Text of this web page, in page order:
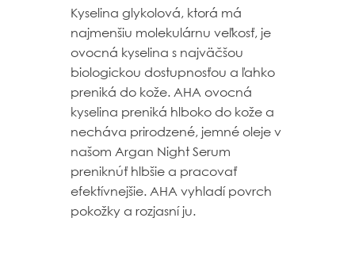
Kyselina glykolová, ktorá má
najmenšiu molekulárnu veľkosť, je
ovocná kyselina s najväčšou
biologickou dostupnosťou a ľahko
preniká do kože. AHA ovocná
kyselina preniká hlboko do kože a
necháva prirodzené, jemné oleje v
našom Argan Night Serum
preniknúť hlbšie a pracovať
efektívnejšie. AHA vyhladí povrch
pokožky a rozjasní ju.